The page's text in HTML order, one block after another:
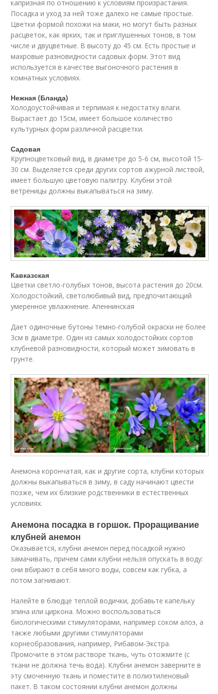
капризная по отношению к условиям произрастания.
Посадка и уход за ней тоже далеко не самые простые.
Цветки формой похожи на маки, но могут быть разных
расцветок, как ярких, так и приглушенных тонов, в том
числе и двуцветные. В высоту до 45 см. Есть простые и
махровые разновидности садовых форм. Этот вид
используется в качестве выгоночного растения в
комнатных условиях.
Нежная (Бланда)
Холодоустойчивая и терпимая к недостатку влаги.
Вырастает до 15см, имеет большое количество
культурных форм различной расцветки.
Садовая
Крупноцветковый вид, в диаметре до 5-6 см, высотой 15-
30 см. Выделяется среди других сортов ажурной листвой,
имеет большую цветовую палитру. Клубни этой
ветреницы должны выкапываться на зиму.
Кавказская
Цветки светло-голубых тонов, высота растения до 20см.
Холодостойкий, светолюбивый вид, предпочитающий
умеренное увлажнение. Апеннинская
Дает одиночные бутоны темно-голубой окраски не более
3см в диаметре. Один из самых холодостойких сортов
клубневой разновидности, который может зимовать в
грунте.
Анемона корончатая, как и другие сорта, клубни которых
должны выкапываться в зиму, в саду начинают цвести
позже, чем их близкие родственники в естественных
условиях.
Анемона посадка в горшок. Проращивание
клубней анемон
Оказывается, клубни анемон перед посадкой нужно
замачивать, причем сами клубни нельзя опускать в воду:
они вбирают в себя много воды, совсем как губка, а
потом загнивают.
Налейте в блюдце теплой водички, добавьте капельку
эпина или циркона. Можно воспользоваться
биологическими стимуляторами, например соком алоэ, а
также любыми другими стимуляторами
корнеобразования, например, Рибавом-Экстра.
Промочите в этом растворе ткань, чуть отожмите (с
ткани не должна течь вода). Клубни анемон заверните в
эту смоченную ткань и поместите в полиэтиленовый
пакет. В таком состоянии клубни анемон должны